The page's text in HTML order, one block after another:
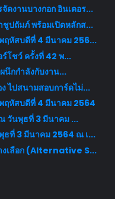
ดงานบางกอก อินเตอร...
ปถัมภ์ พร้อมเปิดหลักส...
หัสบดีที่ 4 มีนาคม 256...
โชว์ ครั้งที่ 42 พ...
นึกกำลังกับงาน...
ไปสนามสอบการ์ดไม่...
หัสบดีที่ 4 มีนาคม 2564
วันพุธที่ 3 มีนาคม ...
ที่ 3 มีนาคม 2564 ณ เ...
งเลือก (Alternative S...